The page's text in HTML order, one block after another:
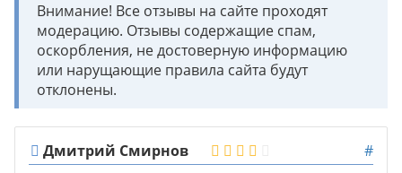
Внимание! Все отзывы на сайте проходят
модерацию. Отзывы содержащие спам,
оскорбления, не достоверную информацию
или нарущающие правила сайта будут
отклонены.
Дмитрий Смирнов
#